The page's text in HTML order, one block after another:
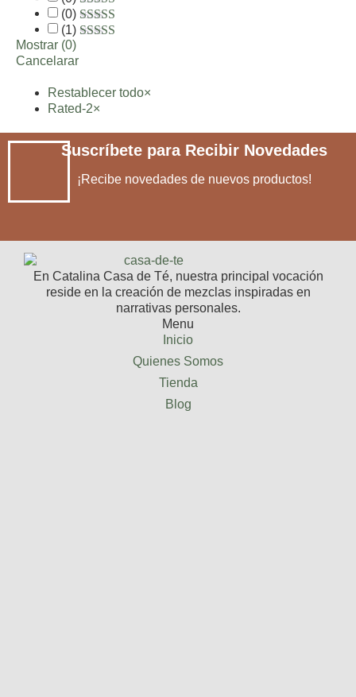
5
5
3 de 5
4 de 5
(0)
(1)
Mostrar (0)
Cancelarar
Restablecer todo×
Rated-2×
Suscríbete para Recibir Novedades
¡Recibe novedades de nuevos productos!
Menu
Inicio
Quienes Somos
Tienda
Blog
En Catalina Casa de Té, nuestra principal vocación
reside en la creación de mezclas inspiradas en
narrativas personales.